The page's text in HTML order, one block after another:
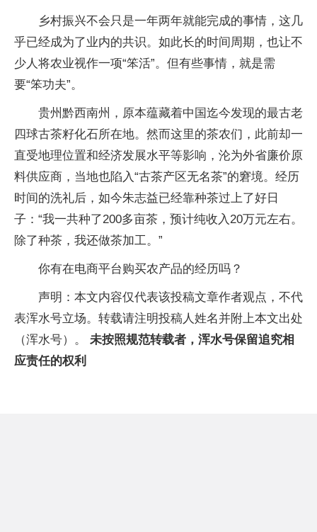
乡村振兴不会只是一年两年就能完成的事情，这几
乎已经成为了业内的共识。如此长的时间周期，也让不
少人将农业视作一项“笨活”。但有些事情，就是需
要“笨功夫”。
贵州黔西南州，原本蕴藏着中国迄今发现的最古老
四球古茶籽化石所在地。然而这里的茶农们，此前却一
直受地理位置和经济发展水平等影响，沦为外省廉价原
料供应商，当地也陷入“古茶产区无名茶”的窘境。经历
时间的洗礼后，如今朱志益已经靠种茶过上了好日
子：“我一共种了200多亩茶，预计纯收入20万元左右。
除了种茶，我还做茶加工。”
你有在电商平台购买农产品的经历吗？
声明：本文内容仅代表该投稿文章作者观点，不代
表浑水号立场。转载请注明投稿人姓名并附上本文出处
（浑水号）。 未按照规范转载者，浑水号保留追究相
应责任的权利